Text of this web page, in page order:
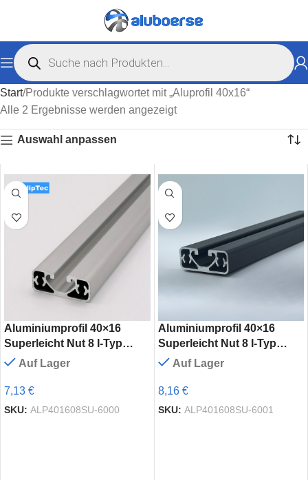
Start Produkte verschlagwortet mit „Aluprofil 40x16“
Alle 2 Ergebnisse werden angezeigt
Auswahl anpassen
Aluminiumprofil 40×16
Superleicht Nut 8 I-Typ
eloxiert | Systemprofil
Auf Lager
7,13 €
SKU: ALP401608SU-6000
Aluminiumprofil 40×16
Superleicht Nut 8 I-Typ
schwarz eloxiert |
Auf Lager
8,16 €
SKU: ALP401608SU-6001